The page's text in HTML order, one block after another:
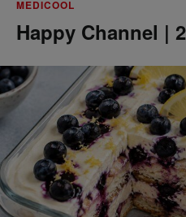
MEDICOOL
Happy Channel | 2